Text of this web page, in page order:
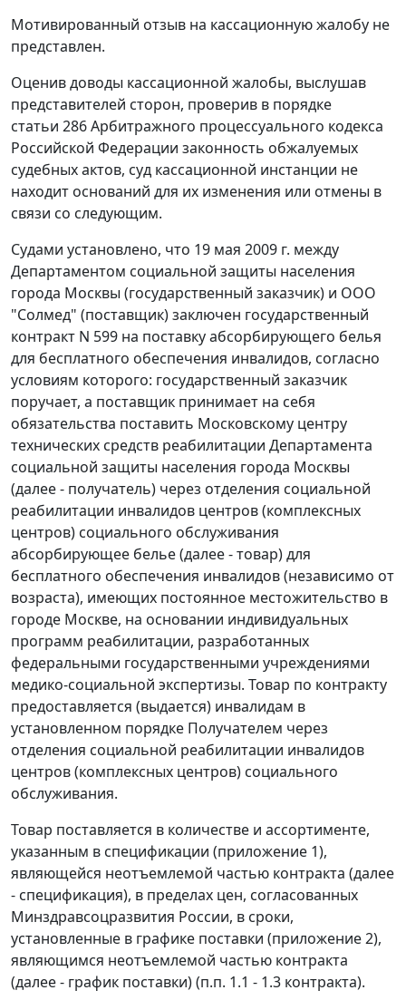
Мотивированный отзыв на кассационную жалобу не
представлен.
Оценив доводы кассационной жалобы, выслушав
представителей сторон, проверив в порядке
статьи 286Арбитражного процессуального кодекса
Российской Федерации законность обжалуемых
судебных актов, суд кассационной инстанции не
находит оснований для их изменения или отмены в
связи со следующим.
Судами установлено, что 19 мая 2009 г. между
Департаментом социальной защиты населения
города Москвы (государственный заказчик) и ООО
"Солмед" (поставщик) заключен государственный
контракт N 599 на поставку абсорбирующего белья
для бесплатного обеспечения инвалидов, согласно
условиям которого: государственный заказчик
поручает, а поставщик принимает на себя
обязательства поставить Московскому центру
технических средств реабилитации Департамента
социальной защиты населения города Москвы
(далее - получатель) через отделения социальной
реабилитации инвалидов центров (комплексных
центров) социального обслуживания
абсорбирующее белье (далее - товар) для
бесплатного обеспечения инвалидов (независимо от
возраста), имеющих постоянное местожительство в
городе Москве, на основании индивидуальных
программ реабилитации, разработанных
федеральными государственными учреждениями
медико-социальной экспертизы. Товар по контракту
предоставляется (выдается) инвалидам в
установленном порядке Получателем через
отделения социальной реабилитации инвалидов
центров (комплексных центров) социального
обслуживания.
Товар поставляется в количестве и ассортименте,
указанным в спецификации (приложение 1),
являющейся неотъемлемой частью контракта (далее
- спецификация), в пределах цен, согласованных
Минздравсоцразвития России, в сроки,
установленные в графике поставки (приложение 2),
являющимся неотъемлемой частью контракта
(далее - график поставки) (п.п. 1.1 - 1.3 контракта).